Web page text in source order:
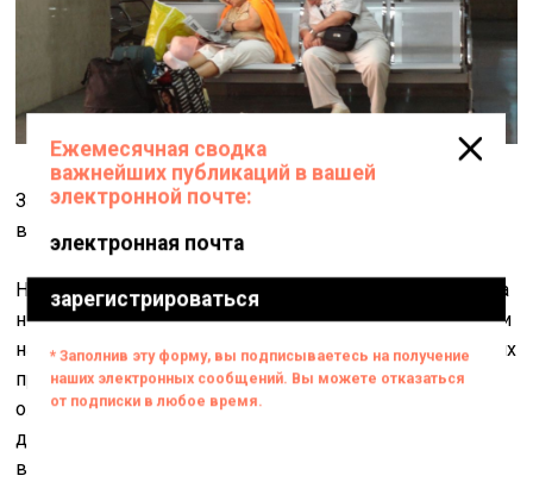
Зал ожидания. 2012. Видеоинсталляция, Южный ж/д
вокзал г. Калининград
Но иногда встречаются у Васильева и другие лица – на
них не то чтобы не хочется смотреть, нет, напротив, они
настолько привычны и повседневны, что взгляд на них
просто не останавливается. В видеоинсталляции «Зал
ожидания» человек, вполне благополучный на вид,
дремлет на скамье городского вокзала: иногда он
вздрагивает, просыпается, трёт глаза, потом снова